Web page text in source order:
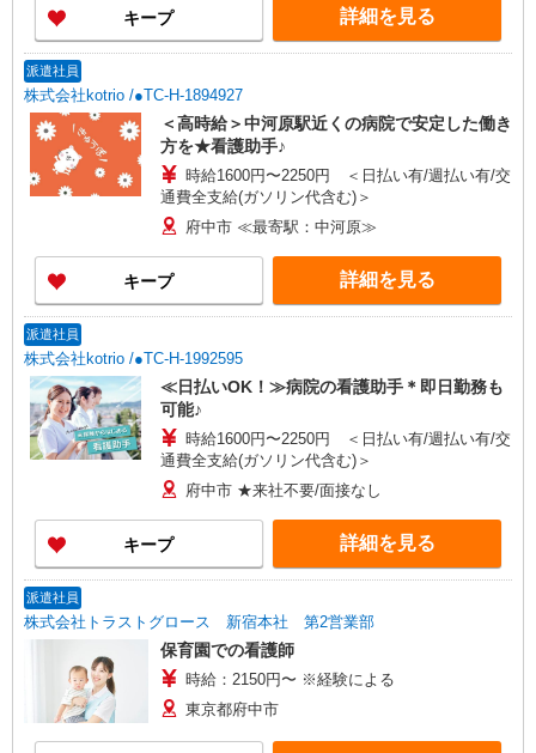
キープ 詳細を見る
派遣社員
株式会社kotrio /●TC-H-1894927
＜高時給＞中河原駅近くの病院で安定した働き
方を★看護助手♪
時給1600円〜2250円 ＜日払い有/週払い有/交
通費全支給(ガソリン代含む)＞
府中市 ≪最寄駅：中河原≫
キープ 詳細を見る
派遣社員
株式会社kotrio /●TC-H-1992595
≪日払いOK！≫病院の看護助手＊即日勤務も
可能♪
時給1600円〜2250円 ＜日払い有/週払い有/交
通費全支給(ガソリン代含む)＞
府中市 ★来社不要/面接なし
キープ 詳細を見る
派遣社員
株式会社トラストグロース 新宿本社 第2営業部
保育園での看護師
時給：2150円〜 ※経験による
東京都府中市